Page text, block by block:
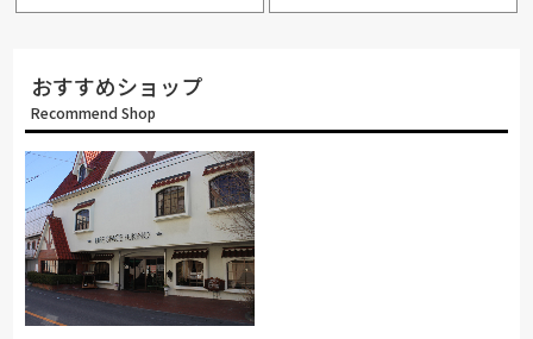
おすすめショップ
Recommend Shop